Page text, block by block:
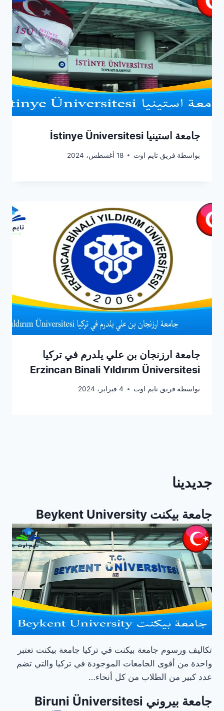
جامعة استينيا İstinye Üniversitesi
بواسطة فريق تايم اوت 18 أغسطس، 2024
جامعة ارزنجان بن علي يلدرم في تركيا
Erzincan Binali Yıldırım Üniversitesi
بواسطة فريق تايم اوت 4 فبراير، 2024
جديدينا
جامعة بيكنت Beykent University
تكاليف ورسوم جامعة بيكنت في تركيا جامعة بيكنت تعتبر
واحدة من أقوى الجامعات الموجودة في تركيا والتي تضم
عدد كبير من الطلاب من كل أنحاء…
جامعة بيروني Biruni Üniversitesi